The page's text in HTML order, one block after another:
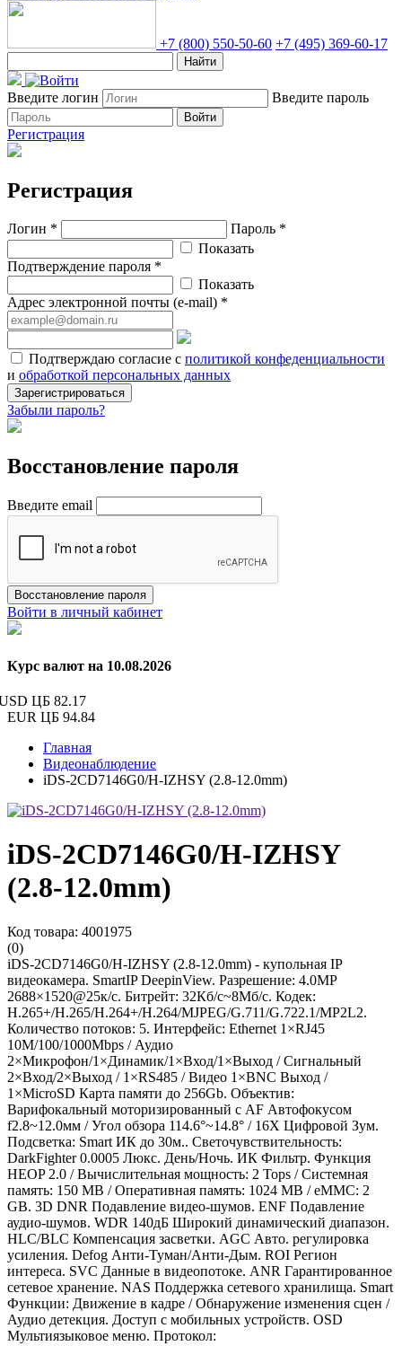
+7 (800) 550-50-60 +7 (495) 369-60-17
Найти
Введите логин Введите пароль
Войти
Регистрация
Регистрация
Логин *
Пароль *
Показать
Подтверждение пароля *
Показать
Адрес электронной почты (e-mail) *
Подтверждаю согласие с политикой конфеденциальности
и обработкой персональных данных
Зарегистрироваться
Забыли пароль?
Восстановление пароля
Введите email
Восстановление пароля
Войти в личный кабинет
Курс валют на 10.08.2026
ЦБ 82.17
EUR ЦБ 94.84
Главная
Видеонаблюдение
iDS-2CD7146G0/H-IZHSY (2.8-12.0mm)
iDS-2CD7146G0/H-IZHSY
(2.8-12.0mm)
Код товара: 4001975
(0)
iDS-2CD7146G0/H-IZHSY (2.8-12.0mm) - купольная IP
видеокамера. SmartIP DeepinView. Разрешение: 4.0МР
2688×1520@25к/с. Битрейт: 32Кб/с~8Мб/с. Кодек:
H.265+/H.265/H.264+/H.264/MJPEG/G.711/G.722.1/MP2L2.
Количество потоков: 5. Интерфейс: Ethernet 1×RJ45
10M/100/1000Mbps / Аудио
2×Микрофон/1×Динамик/1×Вход/1×Выход / Сигнальный
2×Вход/2×Выход / 1×RS485 / Видео 1×BNC Выход /
1×MicroSD Карта памяти до 256Gb. Объектив:
Варифокальный моторизированный с AF Автофокусом
f2.8~12.0мм / Угол обзора 114.6°~14.8° / 16X Цифровой Зум.
Подсветка: Smart ИК до 30м.. Светочувствительность:
DarkFighter 0.0005 Люкс. День/Ночь. ИК Фильтр. Функция
HEOP 2.0 / Вычислительная мощность: 2 Tops / Системная
память: 150 MB / Оперативная память: 1024 MB / eMMC: 2
GB. 3D DNR Подавление видео-шумов. ENF Подавление
аудио-шумов. WDR 140дБ Широкий динамический диапазон.
HLC/BLC Компенсация засветки. AGC Авто. регулировка
усиления. Defog Анти-Туман/Анти-Дым. ROI Регион
интереса. SVC Данные в видеопотоке. ANR Гарантированное
сетевое хранение. NAS Поддержка сетевого хранилища. Smart
Функции: Движение в кадре / Обнаружение изменения сцен /
Аудио детекция. Доступ с мобильных устройств. OSD
Мультиязыковое меню. Протокол: